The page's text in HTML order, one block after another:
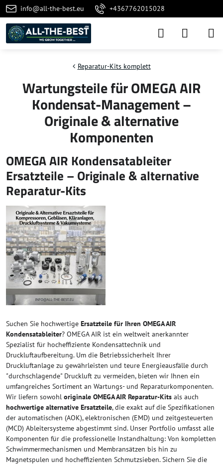
info@all-the-best.eu +4367762015028
Reparatur-Kits komplett
Wartungsteile für OMEGA AIR
Kondensat-Management –
Originale & alternative
Komponenten
OMEGA AIR Kondensatableiter
Ersatzteile – Originale & alternative
Reparatur-Kits
Suchen Sie hochwertige Ersatzteile für Ihren OMEGA AIR
Kondensatableiter? OMEGA AIR ist ein weltweit anerkannter
Spezialist für hocheffiziente Kondensattechnik und
Druckluftaufbereitung. Um die Betriebssicherheit Ihrer
Druckluftanlage zu gewährleisten und teure Energieausfälle durch
"durchschlagende" Druckluft zu vermeiden, bieten wir Ihnen ein
umfangreiches Sortiment an Wartungs- und Reparaturkomponenten.
Wir liefern sowohl originale OMEGA AIR Reparatur-Kits als auch
hochwertige alternative Ersatzteile, die exakt auf die Spezifikationen
der automatischen (AOK), elektronischen (EMD) und zeitgesteuerten
(MCD) Ableitersysteme abgestimmt sind. Unser Portfolio umfasst alle
Komponenten für die professionelle Instandhaltung: Von kompletten
Schwimmermechanismen und Membransätzen bis hin zu
Magnetspulen und hocheffizienten Schmutzsieben. Sichern Sie die